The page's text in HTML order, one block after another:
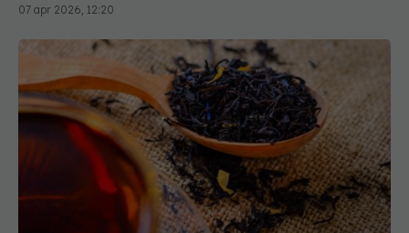
07 apr 2026, 12:20